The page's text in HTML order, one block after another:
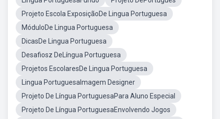
Projeto Escola ExposiçãoDe Lingua Portuguesa
MóduloDe Lingua Portuguesa
DicasDe Lingua Portuguesa
Desafiosz DeLíngua Portuguesa
Projetos EscolaresDe Lingua Portuguesa
Lingua PortuguesaImagem Designer
Projeto De Língua PortuguesaPara Aluno Especial
Projeto De Língua PortuguesaEnvolvendo Jogos